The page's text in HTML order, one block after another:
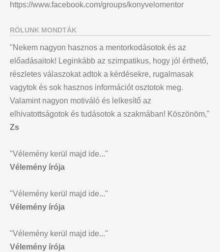
https://www.facebook.com/groups/konyvelomentor
RÓLUNK MONDTÁK
"Nekem nagyon hasznos a mentorkodásotok és az
előadásaitok! Leginkább az szimpatikus, hogy jól érthető,
részletes válaszokat adtok a kérdésekre, rugalmasak
vagytok és sok hasznos információt osztotok meg.
Valamint nagyon motiváló és lelkesítő az
elhivatottságotok és tudásotok a szakmában! Köszönöm,"
Zs
"Vélemény kerül majd ide..."
Vélemény írója
"Vélemény kerül majd ide..."
Vélemény írója
"Vélemény kerül majd ide..."
Vélemény írója